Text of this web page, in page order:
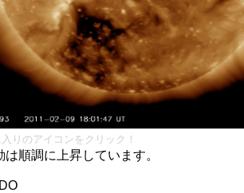
りのアイコンをクリック！
は順調に上昇しています。